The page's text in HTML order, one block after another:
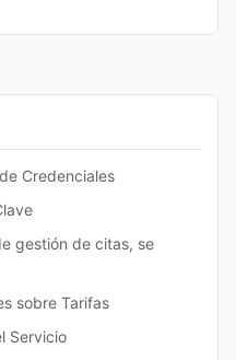
Credenciales
gestión de citas, se
sobre Tarifas
Servicio